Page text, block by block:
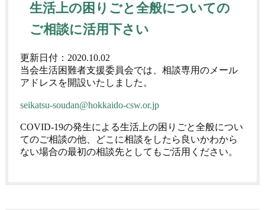
生活上の困りごと全般についての
ご相談に活用下さい
更新日付： 2020.10.02
当会生活困難者支援委員会では、相談専用のメール
アドレスを開設いたしました。
seikatsu-soudan@hokkaido-csw.or.jp
COVID-19の発生による生活上の困りごと全般につい
てのご相談の他、どこに相談をしたら良いかわから
ない場合の最初の相談先としてもご活用ください。